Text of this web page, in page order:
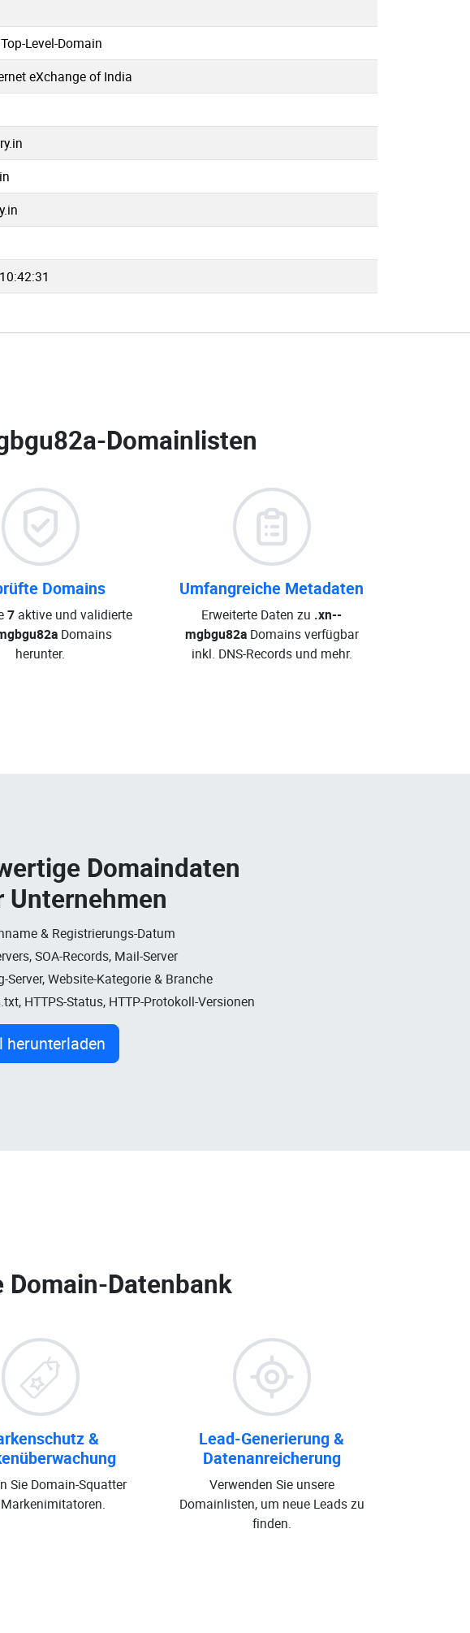
Level-Domain
eXchange of India
Domainlisten
Domains
7aktive und validierte
Domains
herunter.
Umfangreiche Metadaten
Erweiterte Daten zu .xn--
mgbgu82aDomains verfügbar
inkl. DNS-Records und mehr.
Domaindaten
Unternehmen
& Registrierungs-Datum
SOA-Records, Mail-Server
Server, Website-Kategorie & Branche
HTTPS-Status, HTTP-Protokoll-Versionen
herunterladen
Domain-Datenbank
&
Sie Domain-Squatter
Lead-Generierung &
Datenanreicherung
Verwenden Sie unsere
Domainlisten, um neue Leads zu
finden.